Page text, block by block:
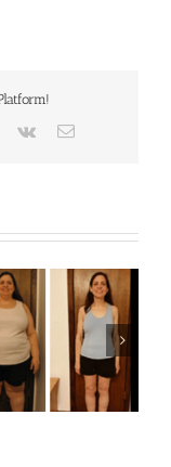
Pinterest
Vk Email
Dietologia